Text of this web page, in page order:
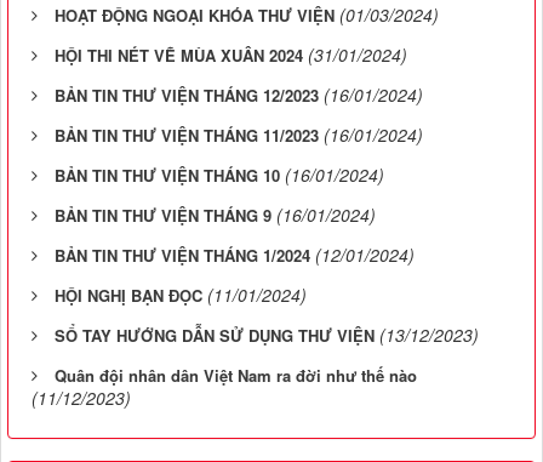
HOẠT ĐỘNG NGOẠI KHÓA THƯ VIỆN (01/03/2024)
HỘI THI NÉT VẼ MÙA XUÂN 2024 (31/01/2024)
BẢN TIN THƯ VIỆN THÁNG 12/2023 (16/01/2024)
BẢN TIN THƯ VIỆN THÁNG 11/2023 (16/01/2024)
BẢN TIN THƯ VIỆN THÁNG 10 (16/01/2024)
BẢN TIN THƯ VIỆN THÁNG 9 (16/01/2024)
BẢN TIN THƯ VIỆN THÁNG 1/2024 (12/01/2024)
HỘI NGHỊ BẠN ĐỌC (11/01/2024)
SỔ TAY HƯỚNG DẪN SỬ DỤNG THƯ VIỆN (13/12/2023)
Quân đội nhân dân Việt Nam ra đời như thế nào
(11/12/2023)